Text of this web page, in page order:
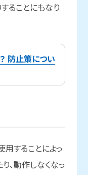
ることにもなり
防止策につい
することによっ
、動作しなくなっ